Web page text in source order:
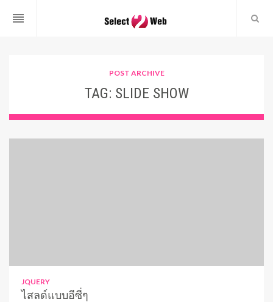
reorder
POST ARCHIVE
TAG: SLIDE SHOW
JQUERY
ไสลด์แบบอีซี่ๆ